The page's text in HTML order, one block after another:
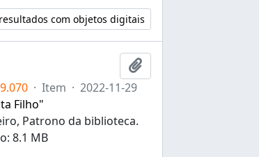
com objetos digitais
Adicionar a área de
· Item · 2022-11-29
Filho"
Patrono da biblioteca.
8.1 MB